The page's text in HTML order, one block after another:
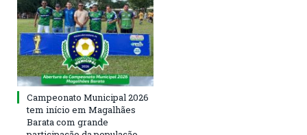
Campeonato Municipal 2026
tem início em Magalhães
Barata com grande